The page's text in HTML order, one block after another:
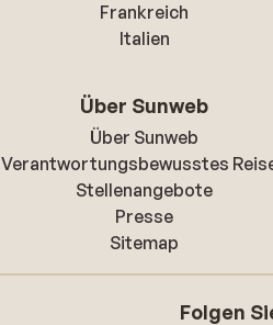
Frankreich
Italien
Über Sunweb
Über Sunweb
Verantwortungsbewusstes
Stellenangebote
Presse
Sitemap
Folgen